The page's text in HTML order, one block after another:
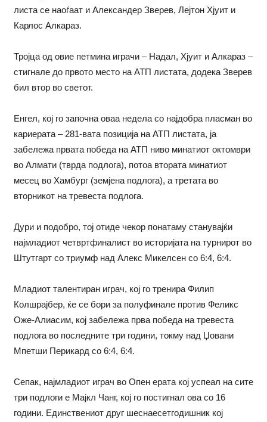
листа се наоѓаат и Александер Зверев, Лејтон Хјуит и
Карлос Алкараз.
Тројца од овие петмина играчи – Надал, Хјуит и Алкараз –
стигнале до првото место на АТП листата, додека Зверев
бил втор во светот.
Енгел, кој го започна оваа недела со најдобра пласман во
кариерата – 281-вата позиција на АТП листата, ја
забележа првата победа на АТП ниво минатиот октомври
во Алмати (тврда подлога), потоа втората минатиот
месец во Хамбург (земјена подлога), а третата во
вторникот на тревеста подлога.
Дури и подобро, тој отиде чекор понатаму станувајќи
најмладиот четвртфиналист во историјата на турнирот во
Штутгарт со триумф над Алекс Микелсен со 6:4, 6:4.
Младиот талентиран играч, кој го тренира Филип
Колшрајбер, ќе се бори за полуфинале против Феликс
Оже-Алиасим, кој забележа прва победа на тревеста
подлога во последните три години, токму над Џовани
Мпетши Перикард со 6:4, 6:4.
Сепак, најмладиот играч во Опен ерата кој успеал на сите
три подлоги е Мајкл Чанг, кој го постигнал ова со 16
години. Единствениот друг шеснаесетгодишник кој